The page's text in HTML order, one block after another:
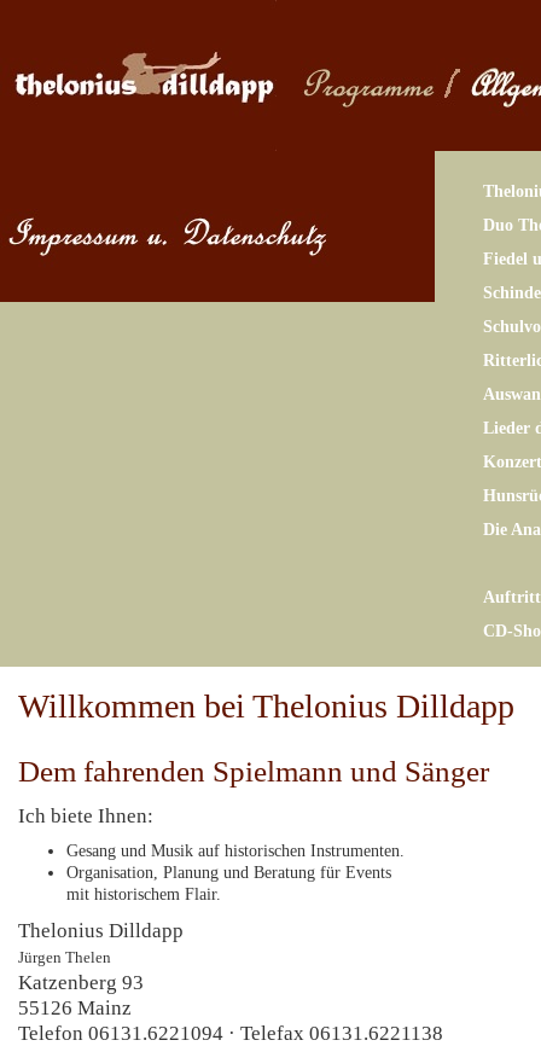
Duo
Fiedel
Lieder
Die
CD-
Willkommen bei Thelonius Dilldapp
Dem fahrenden Spielmann und Sänger
Ich biete Ihnen:
Gesang und Musik auf historischen Instrumenten.
Organisation, Planung und Beratung für Events
mit historischem Flair.
Thelonius Dilldapp
Jürgen Thelen
Katzenberg 93
55126 Mainz
Telefon 06131.6221094 · Telefax 06131.6221138